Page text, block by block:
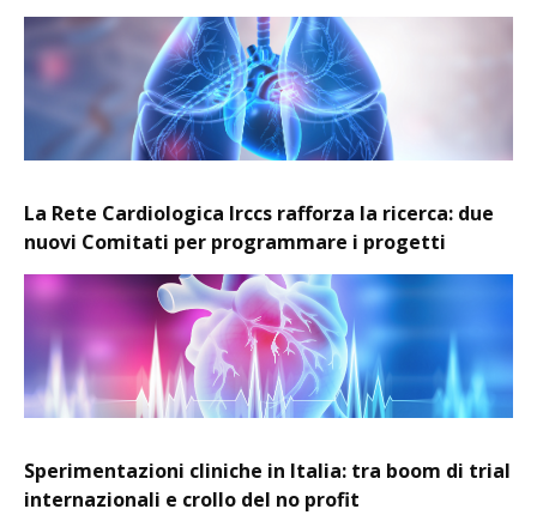
La Rete Cardiologica Irccs rafforza la ricerca: due
nuovi Comitati per programmare i progetti
Sperimentazioni cliniche in Italia: tra boom di trial
internazionali e crollo del no profit